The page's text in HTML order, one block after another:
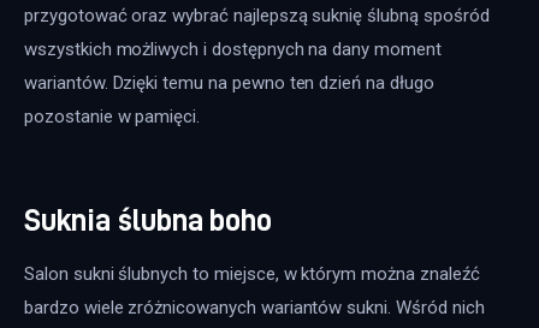
przygotować oraz wybrać najlepszą suknię ślubną spośród
wszystkich możliwych i dostępnych na dany moment
wariantów. Dzięki temu na pewno ten dzień na długo
pozostanie w pamięci.
Suknia ślubna boho
Salon sukni ślubnych to miejsce, w którym można znaleźć
bardzo wiele zróżnicowanych wariantów sukni. Wśród nich